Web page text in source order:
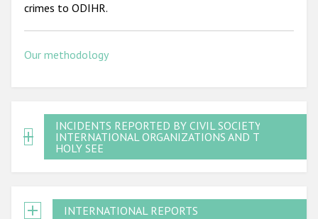
crimes to ODIHR.
Our methodology
INCIDENTS REPORTED BY CIVIL SOCIETY,
INTERNATIONAL ORGANIZATIONS AND THE
HOLY SEE
INTERNATIONAL REPORTS